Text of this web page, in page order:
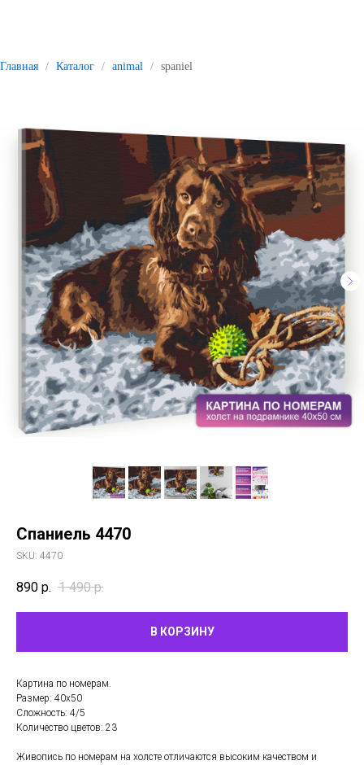
Главная / Каталог / animal / spaniel
Спаниель 4470
SKU: 4470
890 р. 1 490 р.
В КОРЗИНУ
Картина по номерам.
Размер: 40х50
Сложность: 4/5
Количество цветов: 23
Живопись по номерам на холсте отличаются высоким качеством и